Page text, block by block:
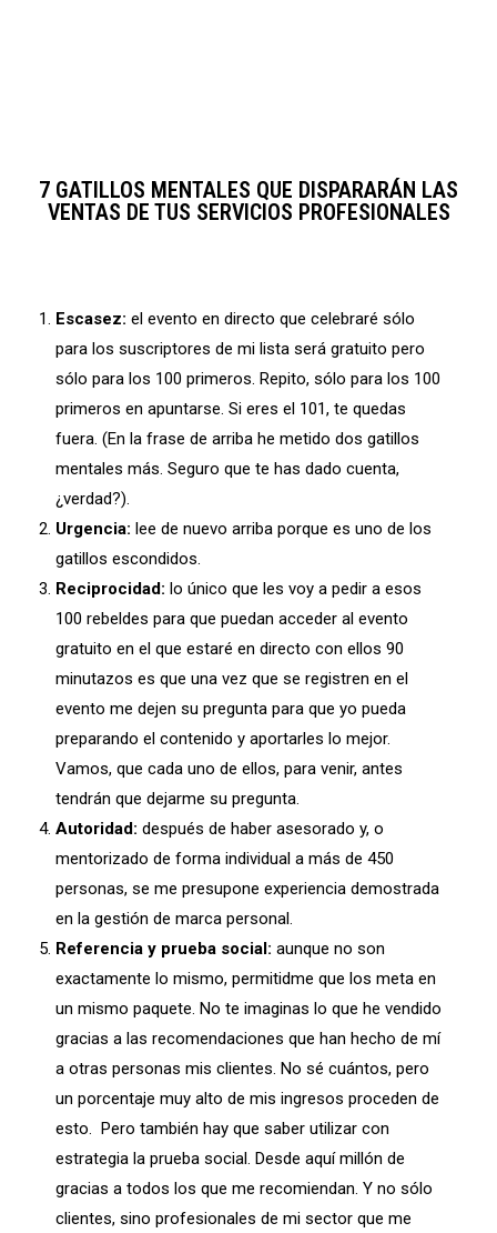
7 GATILLOS MENTALES QUE DISPARARÁN LAS
VENTAS DE TUS SERVICIOS PROFESIONALES
Escasez: el evento en directo que celebraré sólo
para los suscriptores de mi lista será gratuito pero
sólo para los 100 primeros. Repito, sólo para los 100
primeros en apuntarse. Si eres el 101, te quedas
fuera. (En la frase de arriba he metido dos gatillos
mentales más. Seguro que te has dado cuenta,
¿verdad?).
Urgencia: lee de nuevo arriba porque es uno de los
gatillos escondidos.
Reciprocidad: lo único que les voy a pedir a esos
100 rebeldes para que puedan acceder al evento
gratuito en el que estaré en directo con ellos 90
minutazos es que una vez que se registren en el
evento me dejen su pregunta para que yo pueda
preparando el contenido y aportarles lo mejor.
Vamos, que cada uno de ellos, para venir, antes
tendrán que dejarme su pregunta.
Autoridad: después de haber asesorado y, o
mentorizado de forma individual a más de 450
personas, se me presupone experiencia demostrada
en la gestión de marca personal.
Referencia y prueba social: aunque no son
exactamente lo mismo, permitidme que los meta en
un mismo paquete. No te imaginas lo que he vendido
gracias a las recomendaciones que han hecho de mí
a otras personas mis clientes. No sé cuántos, pero
un porcentaje muy alto de mis ingresos proceden de
esto. Pero también hay que saber utilizar con
estrategia la prueba social. Desde aquí millón de
gracias a todos los que me recomiendan. Y no sólo
clientes, sino profesionales de mi sector que me